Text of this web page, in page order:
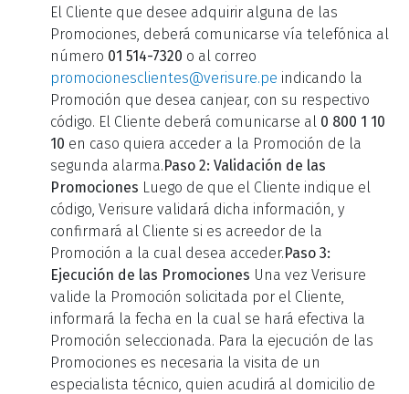
El Cliente que desee adquirir alguna de las
Promociones, deberá comunicarse vía telefónica al
número 01 514-7320 o al correo
promocionesclientes@verisure.pe indicando la
Promoción que desea canjear, con su respectivo
código. El Cliente deberá comunicarse al 0 800 1 10
10 en caso quiera acceder a la Promoción de la
segunda alarma.Paso 2: Validación de las
Promociones Luego de que el Cliente indique el
código, Verisure validará dicha información, y
confirmará al Cliente si es acreedor de la
Promoción a la cual desea acceder.Paso 3:
Ejecución de las Promociones Una vez Verisure
valide la Promoción solicitada por el Cliente,
informará la fecha en la cual se hará efectiva la
Promoción seleccionada. Para la ejecución de las
Promociones es necesaria la visita de un
especialista técnico, quien acudirá al domicilio de